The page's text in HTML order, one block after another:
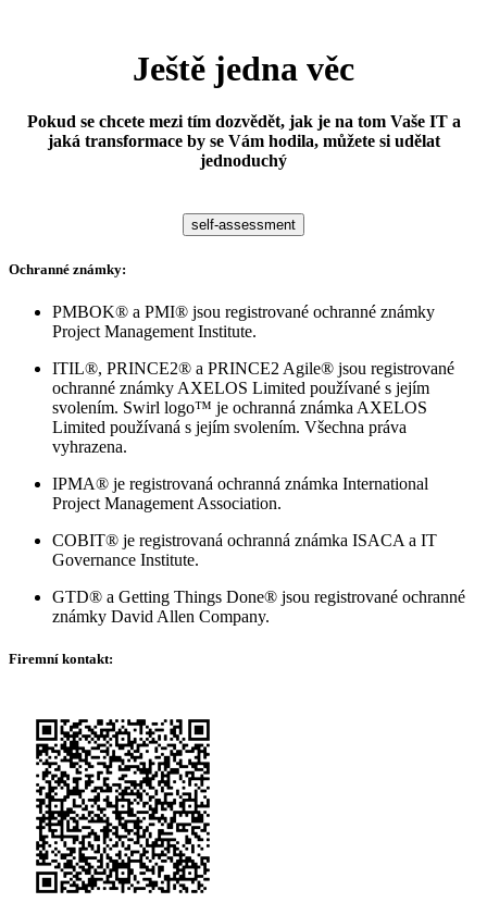
Ještě jedna věc
Pokud se chcete mezi tím dozvědět, jak je na tom Vaše IT a
jaká transformace by se Vám hodila, můžete si udělat
jednoduchý
self-assessment
Ochranné známky:
PMBOK® a PMI® jsou registrované ochranné známky
Project Management Institute.
ITIL®, PRINCE2® a PRINCE2 Agile® jsou registrované
ochranné známky AXELOS Limited používané s jejím
svolením. Swirl logo™ je ochranná známka AXELOS
Limited používaná s jejím svolením. Všechna práva
vyhrazena.
IPMA® je registrovaná ochranná známka International
Project Management Association.
COBIT® je registrovaná ochranná známka ISACA a IT
Governance Institute.
GTD® a Getting Things Done® jsou registrované ochranné
známky David Allen Company.
Firemní kontakt: